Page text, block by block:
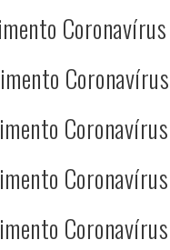
Coronavírus
Coronavírus
Coronavírus
Coronavírus
Coronavírus